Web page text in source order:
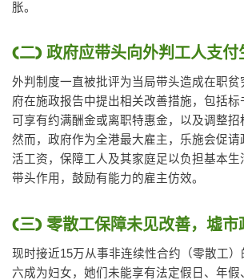
胀。
(二) 政府应带头向外判工人支付
外判制度一直被批评为当局带头造成在职贫
府在施政报告中提出相关改善措施，包括标
可享有约满酬金或离职特惠金，以及调整招
然而，政府作为全港最大雇主，乐施会促请
活工资，保障工人及其家庭足以负担基本生
带头作用，鼓励有能力的雇主仿效。
(三) 零散工保障未见改善，墟市
现时接近15万从事非连续性合约（零散工
六成为妇女，她们未能享有法定假日、年假